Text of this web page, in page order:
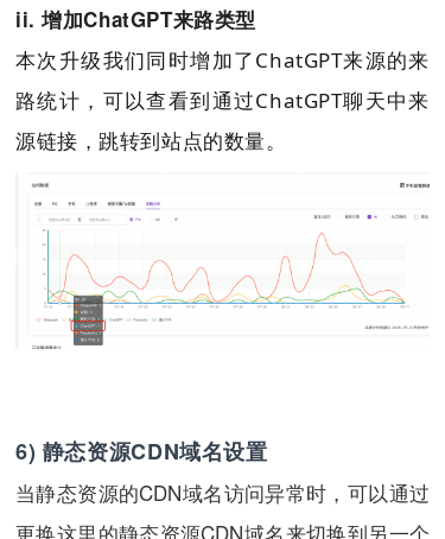
ii. 增加ChatGPT来路类型
本次升级我们同时增加了ChatGPT来源的来
路统计，可以查看到通过ChatGPT聊天中来
源链接，跳转到站点的数量。
6) 静态资源CDN域名设置
当静态资源的CDN域名访问异常时，可以通过
更换这里的静态资源CDN域名来切换到另一个